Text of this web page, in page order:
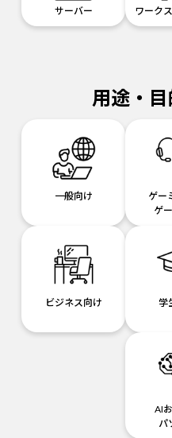
サーバー ワーク
用途・
一般向け
ゲー
ゲ
ビジネス向け 学
AI
パ